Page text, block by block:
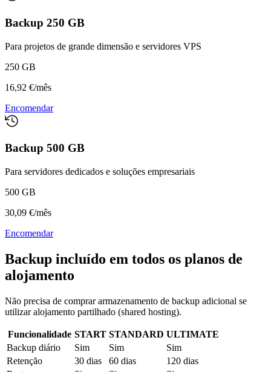
Backup 250 GB
Para projetos de grande dimensão e servidores VPS
250 GB
16,92 €/mês
Encomendar
Backup 500 GB
Para servidores dedicados e soluções empresariais
500 GB
30,09 €/mês
Encomendar
Backup incluído em todos os planos de
alojamento
Não precisa de comprar armazenamento de backup adicional se
utilizar alojamento partilhado (shared hosting).
Funcionalidade START STANDARD ULTIMATE
Backup diário
Sim Sim
Sim
Retenção
30 dias 60 dias
120 dias